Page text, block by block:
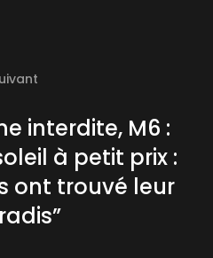
interdite, M6 :
à petit prix :
ont trouvé leur